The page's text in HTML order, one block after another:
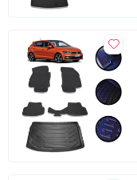
Araç modeliyle
Kolay temizlenir.
Ürün Kodu:kc9812068